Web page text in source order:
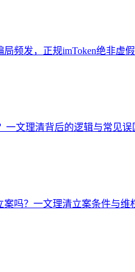
频发，正规imToken绝非虚假
一文理清背后的逻辑与常见误
案吗？一文理清立案条件与维